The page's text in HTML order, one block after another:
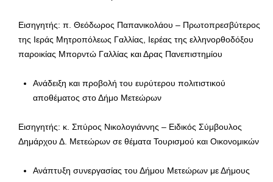
Εισηγητής: π. Θεόδωρος Παπανικολάου – Πρωτοπρεσβύτερος
της Ιεράς Μητροπόλεως Γαλλίας, Ιερέας της ελληνορθοδόξου
παροικίας Μπορντώ Γαλλίας και Δρας Πανεπιστημίου
Ανάδειξη και προβολή του ευρύτερου πολιτιστικού
αποθέματος στο Δήμο Μετεώρων
Εισηγητής: κ. Σπύρος Νικολογιάννης – Ειδικός Σύμβουλος
Δημάρχου Δ. Μετεώρων σε θέματα Τουρισμού και Οικονομικών
Ανάπτυξη συνεργασίας του Δήμου Μετεώρων με Δήμους